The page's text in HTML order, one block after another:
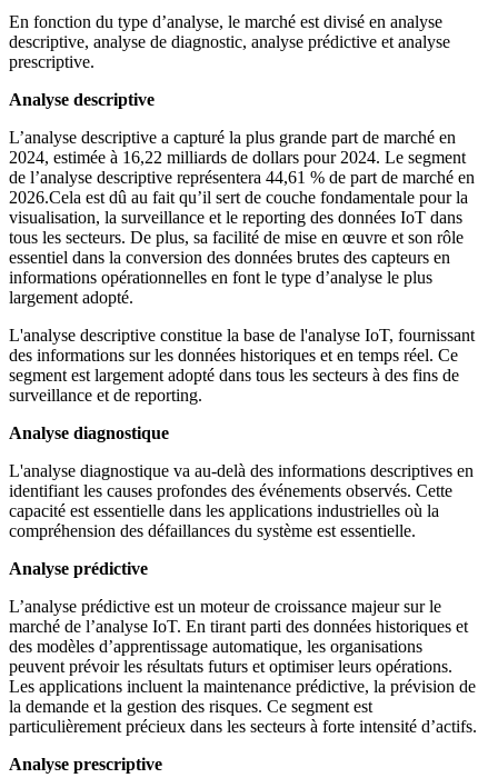
En fonction du type d’analyse, le marché est divisé en analyse
descriptive, analyse de diagnostic, analyse prédictive et analyse
prescriptive.
Analyse descriptive
L’analyse descriptive a capturé la plus grande part de marché en
2024, estimée à 16,22 milliards de dollars pour 2024. Le segment
de l’analyse descriptive représentera 44,61 % de part de marché en
2026.Cela est dû au fait qu’il sert de couche fondamentale pour la
visualisation, la surveillance et le reporting des données IoT dans
tous les secteurs. De plus, sa facilité de mise en œuvre et son rôle
essentiel dans la conversion des données brutes des capteurs en
informations opérationnelles en font le type d’analyse le plus
largement adopté.
L'analyse descriptive constitue la base de l'analyse IoT, fournissant
des informations sur les données historiques et en temps réel. Ce
segment est largement adopté dans tous les secteurs à des fins de
surveillance et de reporting.
Analyse diagnostique
L'analyse diagnostique va au-delà des informations descriptives en
identifiant les causes profondes des événements observés. Cette
capacité est essentielle dans les applications industrielles où la
compréhension des défaillances du système est essentielle.
Analyse prédictive
L’analyse prédictive est un moteur de croissance majeur sur le
marché de l’analyse IoT. En tirant parti des données historiques et
des modèles d’apprentissage automatique, les organisations
peuvent prévoir les résultats futurs et optimiser leurs opérations.
Les applications incluent la maintenance prédictive, la prévision de
la demande et la gestion des risques. Ce segment est
particulièrement précieux dans les secteurs à forte intensité d’actifs.
Analyse prescriptive